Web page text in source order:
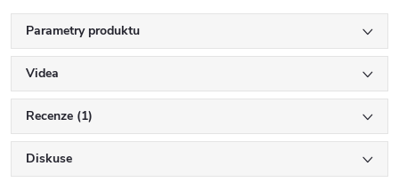
Parametry produktu
Videa
Recenze (1)
Diskuse